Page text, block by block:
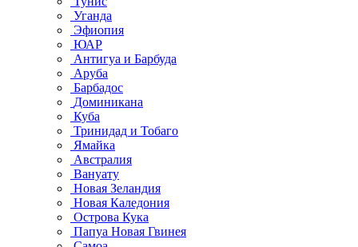
Уганда
Эфиопия
ЮАР
Антигуа и Барбуда
Аруба
Барбадос
Доминикана
Куба
Тринидад и Тобаго
Ямайка
Австралия
Вануату
Новая Зеландия
Новая Каледония
Острова Кука
Папуа Новая Гвинея